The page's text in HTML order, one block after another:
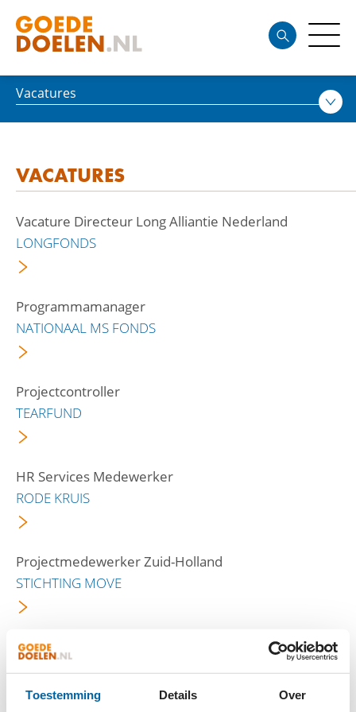
Toestemming Details Over
Vacatures
VACATURES
Vacature Directeur Long Alliantie Nederland
LONGFONDS
Programmamanager
NATIONAAL MS FONDS
Projectcontroller
TEARFUND
HR Services Medewerker
RODE KRUIS
Projectmedewerker Zuid-Holland
STICHTING MOVE
Hoofd Financiële Administratie